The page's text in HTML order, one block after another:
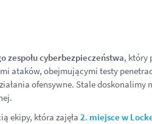
zespołu cyberbezpieczeństwa, który
ataków, obejmującymi testy
ofensywne. Stale
ekipy, która zajęła 2. miejsce w